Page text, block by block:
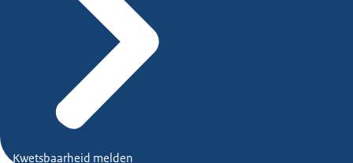
Kwetsbaarheid melden